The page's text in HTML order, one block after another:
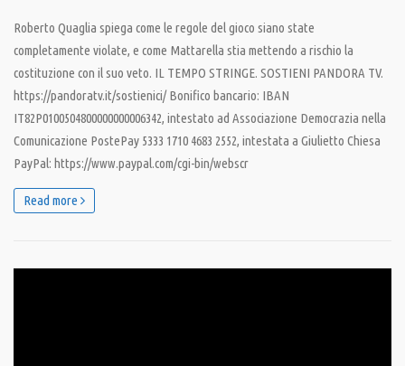
Roberto Quaglia spiega come le regole del gioco siano state
completamente violate, e come Mattarella stia mettendo a rischio la
costituzione con il suo veto. IL TEMPO STRINGE. SOSTIENI PANDORA TV.
https://pandoratv.it/sostienici/ Bonifico bancario: IBAN
IT82P0100504800000000006342, intestato ad Associazione Democrazia nella
Comunicazione PostePay 5333 1710 4683 2552, intestata a Giulietto Chiesa
PayPal: https://www.paypal.com/cgi-bin/webscr
Read more